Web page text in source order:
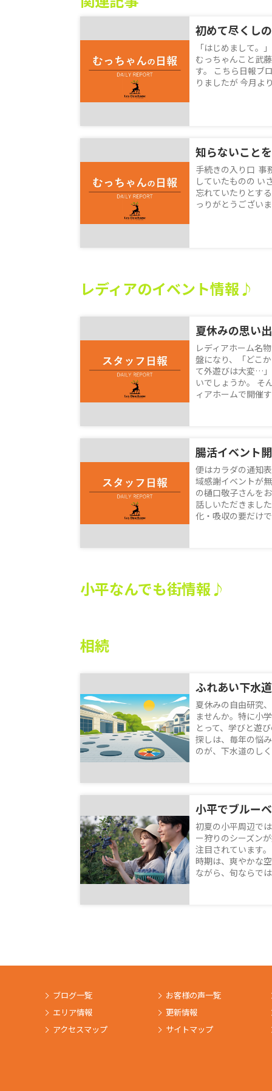
初めて尽くし
「はじめまして
むっちゃんこと武
す。 こちら日報ブ
りましたが 今月よ
知らないこと
手続きの入り口 事
していたものの い
忘れていたりとす
っりがとうござい
レディアのイベント情報♪
レディアホーム名
盤になり、「どこ
て外遊びは大変…
いでしょうか。 そ
ィアホームで開催
腸活イベント
便はカラダの通知
域感謝イベントが
の樋口敬子さんを
話しいただきまし
化・吸収の要だけ
小平なんでも街情報♪
相続
夏休みの自由研究
ませんか。特に小
とって、学びと遊
探しは、毎年の悩
のが、下水道のし
初夏の小平周辺で
ー狩りのシーズン
注目されています
時期は、爽やかな
ながら、旬ならで
ブログ一覧
エリア情報
アクセスマップ
お客様の声一覧
更新情報
サイトマップ